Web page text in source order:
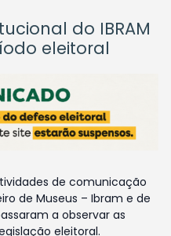
do IBRAM
eleitoral
de comunicação
de Museus – Ibram e de
a observar as
eleitoral.